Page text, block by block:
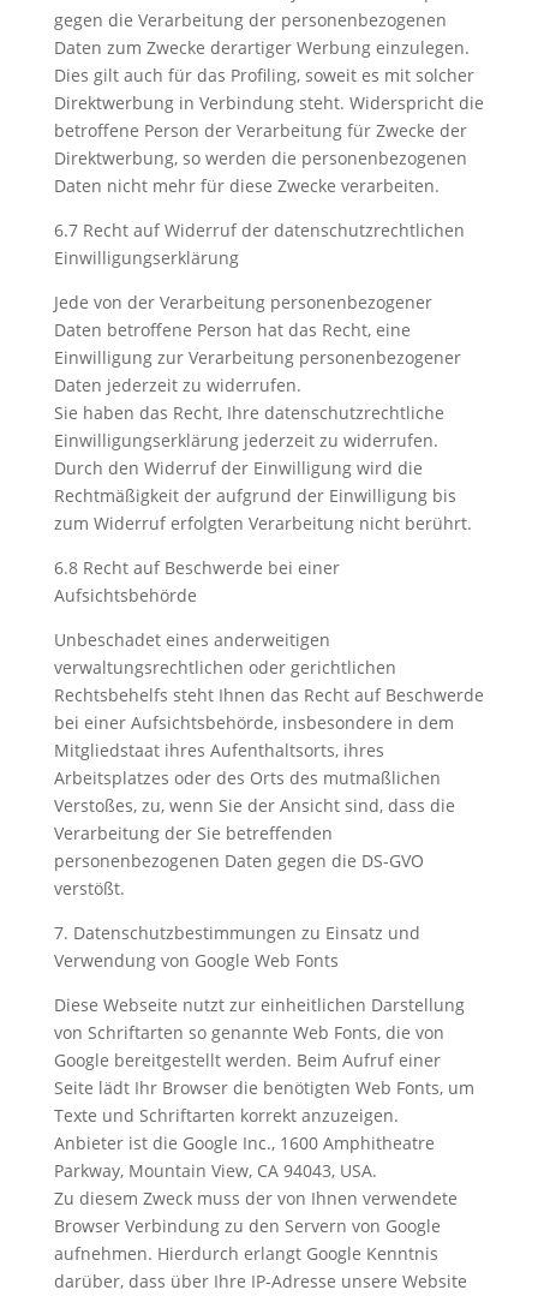
gegen die Verarbeitung der personenbezogenen
Daten zum Zwecke derartiger Werbung einzulegen.
Dies gilt auch für das Profiling, soweit es mit solcher
Direktwerbung in Verbindung steht. Widerspricht die
betroffene Person der Verarbeitung für Zwecke der
Direktwerbung, so werden die personenbezogenen
Daten nicht mehr für diese Zwecke verarbeiten.
6.7 Recht auf Widerruf der datenschutzrechtlichen
Einwilligungserklärung
Jede von der Verarbeitung personenbezogener
Daten betroffene Person hat das Recht, eine
Einwilligung zur Verarbeitung personenbezogener
Daten jederzeit zu widerrufen.
Sie haben das Recht, Ihre datenschutzrechtliche
Einwilligungserklärung jederzeit zu widerrufen.
Durch den Widerruf der Einwilligung wird die
Rechtmäßigkeit der aufgrund der Einwilligung bis
zum Widerruf erfolgten Verarbeitung nicht berührt.
6.8 Recht auf Beschwerde bei einer
Aufsichtsbehörde
Unbeschadet eines anderweitigen
verwaltungsrechtlichen oder gerichtlichen
Rechtsbehelfs steht Ihnen das Recht auf Beschwerde
bei einer Aufsichtsbehörde, insbesondere in dem
Mitgliedstaat ihres Aufenthaltsorts, ihres
Arbeitsplatzes oder des Orts des mutmaßlichen
Verstoßes, zu, wenn Sie der Ansicht sind, dass die
Verarbeitung der Sie betreffenden
personenbezogenen Daten gegen die DS-GVO
verstößt.
7. Datenschutzbestimmungen zu Einsatz und
Verwendung von Google Web Fonts
Diese Webseite nutzt zur einheitlichen Darstellung
von Schriftarten so genannte Web Fonts, die von
Google bereitgestellt werden. Beim Aufruf einer
Seite lädt Ihr Browser die benötigten Web Fonts, um
Texte und Schriftarten korrekt anzuzeigen.
Anbieter ist die Google Inc., 1600 Amphitheatre
Parkway, Mountain View, CA 94043, USA.
Zu diesem Zweck muss der von Ihnen verwendete
Browser Verbindung zu den Servern von Google
aufnehmen. Hierdurch erlangt Google Kenntnis
darüber, dass über Ihre IP-Adresse unsere Website